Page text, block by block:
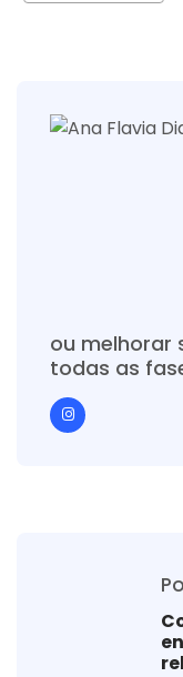
ou melhorar
todas as